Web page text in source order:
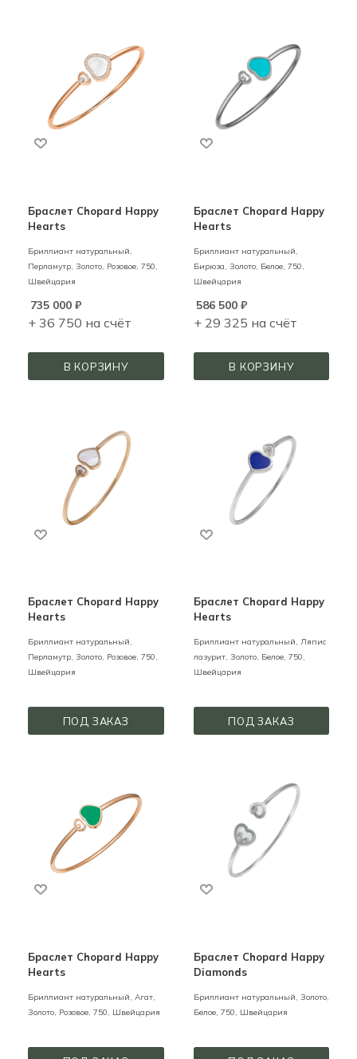
Браслет Chopard Happy
Hearts
Бриллиант натуральный,
Перламутр, Золото, Розовое, 750,
Швейцария
735 000 ₽
+ 36 750 на счёт
В КОРЗИНУ
Браслет Chopard Happy
Hearts
Бриллиант натуральный,
Бирюза, Золото, Белое, 750,
Швейцария
586 500₽
+ 29 325 на счёт
В КОРЗИНУ
Браслет Chopard Happy
Hearts
Бриллиант натуральный,
Перламутр, Золото, Розовое, 750,
Швейцария
ПОД ЗАКАЗ
Браслет Chopard Happy
Hearts
Бриллиант натуральный, Ляпис
лазурит, Золото, Белое, 750,
Швейцария
ПОД ЗАКАЗ
Браслет Chopard Happy
Hearts
Бриллиант натуральный, Агат,
Золото, Розовое, 750, Швейцария
Браслет Chopard Happy
Diamonds
Бриллиант натуральный, Золото,
Белое, 750, Швейцария